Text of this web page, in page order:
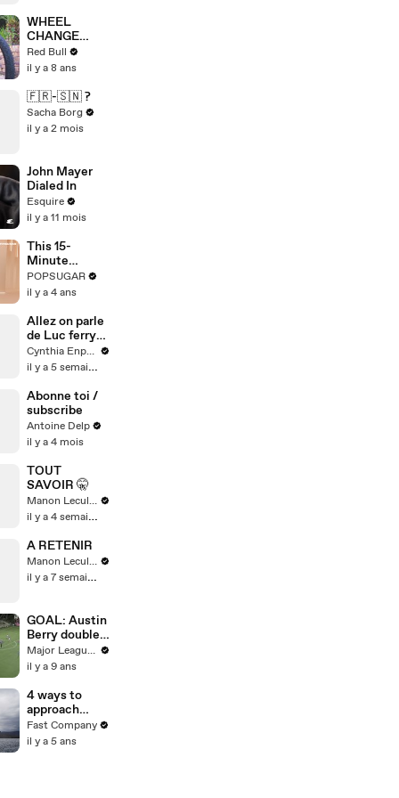
WHEEL
CHANGE
CHALLENGE:
How fast can
a wheel?
Red Bull
il y a 8 ans
🇫🇷-🇸🇳 ?
Sacha Borg
il y a 2 mois
John Mayer
Dialed In
Esquire
il y a 11 mois
This 15-
Minute
Standing
Booty
Toast Your
Glutes
POPSUGAR
il y a 4 ans
Allez on parle
de Luc ferry
pck j’etais
obligée
ahahah
Cynthia Enparle
il y a 5 semaines
Abonne toi /
subscribe
Antoine Delp
il y a 4 mois
TOUT
SAVOIR 🤫
Manon Leculnu
il y a 4 semaines
A RETENIR
Manon Leculnu
il y a 7 semaines
GOAL: Austin
Berry doubles
the lead
Major League Soccer
il y a 9 ans
4 ways to
approach
difficult
conversations
Fast Company
il y a 5 ans